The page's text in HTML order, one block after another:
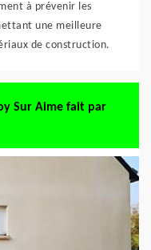
à prévenir les
une meilleure
de construction.
Sur Aime fait par